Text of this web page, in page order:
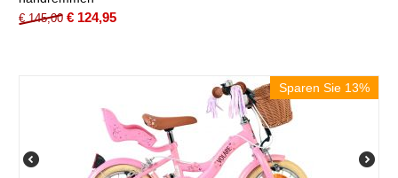
€145,00 € 124,95
Sparen Sie 13%